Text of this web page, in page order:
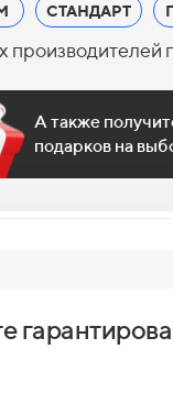
СТАНДАРТ
производителей
А также
подарков на